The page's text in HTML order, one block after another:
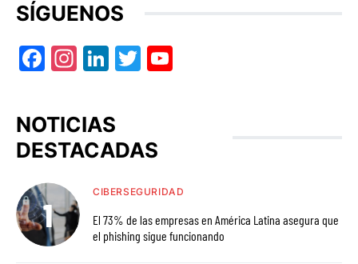
SÍGUENOS
Facebook
Instagram
LinkedIn
Twitter
NOTICIAS
DESTACADAS
CIBERSEGURIDAD
El 73% de las empresas en América Latina asegura que
el phishing sigue funcionando